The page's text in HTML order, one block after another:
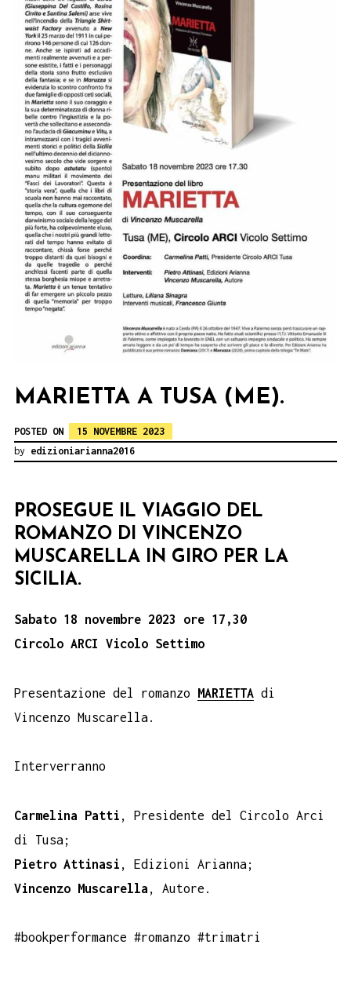
MARIETTA A TUSA (ME).
POSTED ON
15 NOVEMBRE 2023
by edizioniarianna2016
PROSEGUE IL VIAGGIO DEL
ROMANZO DI VINCENZO
MUSCARELLA IN GIRO PER LA
SICILIA.
Sabato 18 novembre 2023 ore 17,30
Circolo ARCI Vicolo Settimo
Presentazione del romanzo MARIETTA di
Vincenzo Muscarella.
Interverranno
Carmelina Patti , Presidente del Circolo Arci
di Tusa;
Pietro Attinasi , Edizioni Arianna;
Vincenzo Muscarella , Autore.
#bookperformance #romanzo #trimatri